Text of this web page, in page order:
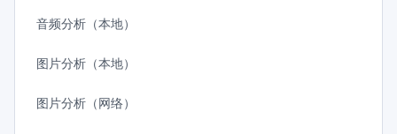
音频分析（本地）
图片分析（本地）
图片分析（网络）